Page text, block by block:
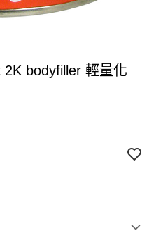
bodyfiller 輕量化